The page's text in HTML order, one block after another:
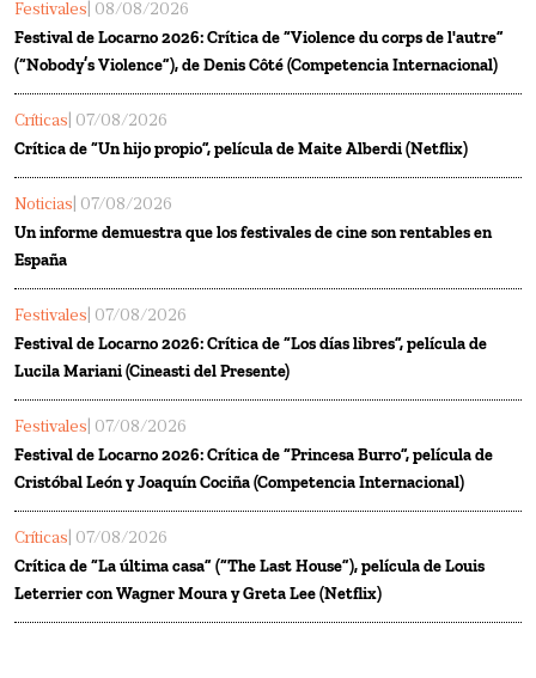
Festivales | 08/08/2026
Festival de Locarno 2026: Crítica de “Violence du corps de l'autre”
(“Nobody’s Violence”), de Denis Côté (Competencia Internacional)
Críticas | 07/08/2026
Crítica de “Un hijo propio”, película de Maite Alberdi (Netflix)
Noticias | 07/08/2026
Un informe demuestra que los festivales de cine son rentables en
España
Festivales | 07/08/2026
Festival de Locarno 2026: Crítica de “Los días libres”, película de
Lucila Mariani (Cineasti del Presente)
Festivales | 07/08/2026
Festival de Locarno 2026: Crítica de “Princesa Burro”, película de
Cristóbal León y Joaquín Cociña (Competencia Internacional)
Críticas | 07/08/2026
Crítica de “La última casa” (“The Last House”), película de Louis
Leterrier con Wagner Moura y Greta Lee (Netflix)